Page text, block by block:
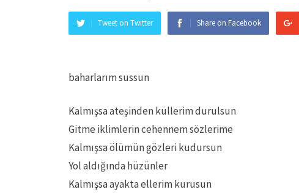
Tweet on Twitter Share on Facebook
baharlarım sussun
Kalmışsa ateşinden küllerim durulsun
Gitme iklimlerin cehennem sözlerime
Kalmışsa ölümün gözleri kudursun
Yol aldığında hüzünler
Kalmışsa ayakta ellerim kurusun